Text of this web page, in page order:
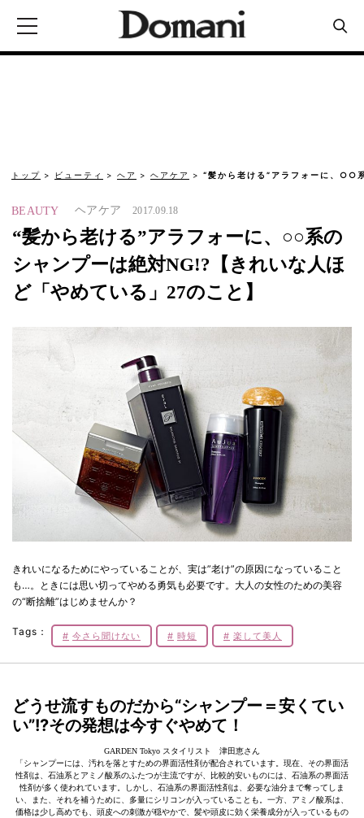
トップ ビューティ ヘア ヘアケア “髪から老ける”アラフォーに、○○
BEAUTY ヘアケア 2017.09.18
“髪から老ける”アラフォーに、○○系の
シャンプーは絶対NG!?【きれいな人ほ
ど「やめている」27のこと】
きれいになるためにやっていることが、実は”老け”の原因になっていること
も…。ときには思い切ってやめる勇気も必要です。大人の女性のための美容
の“断捨離”はじめませんか？
Tags： 今さら聞けない 時短 楽して美人
どうせ流すものだから“シャンプー＝安くてい
い”!?その発想は今すぐやめて！
GARDEN Tokyo スタイリスト 津田恵さん
「シャンプーには、汚れを落とすための界面活性剤が配合されています。現在、その界面活
性剤は、石油系とアミノ酸系のふたつが主流ですが、比較的安いものには、石油系の界面活
性剤が多く使われています。しかし、石油系の界面活性剤は、必要な油分まで奪ってしま
い、また、それを補うために、多量にシリコンが入っていることも。一方、アミノ酸系は、
価格は少し高めでも、頭皮への刺激が穏やかで、髪や頭皮に効く栄養成分が入っているもの